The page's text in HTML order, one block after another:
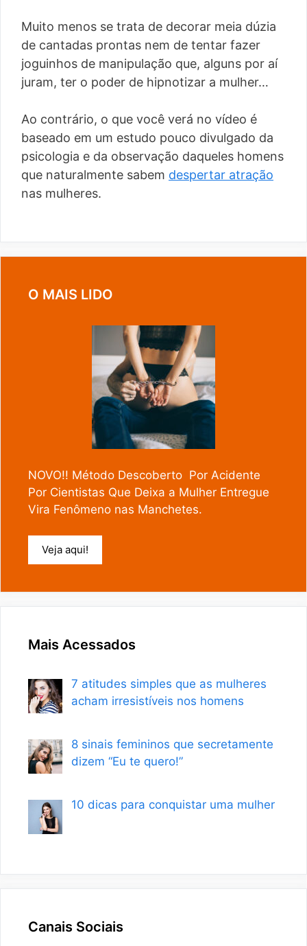
Muito menos se trata de decorar meia dúzia
de cantadas prontas nem de tentar fazer
joguinhos de manipulação que, alguns por aí
juram, ter o poder de hipnotizar a mulher…
Ao contrário, o que você verá no vídeo é
baseado em um estudo pouco divulgado da
psicologia e da observação daqueles homens
que naturalmente sabem despertar atração
nas mulheres.
O MAIS LIDO
NOVO!! Método Descoberto Por Acidente
Por Cientistas Que Deixa a Mulher Entregue
Vira Fenômeno nas Manchetes.
Veja aqui!
Mais Acessados
7 atitudes simples que as mulheres
acham irresistíveis nos homens
8 sinais femininos que secretamente
dizem “Eu te quero!”
10 dicas para conquistar uma mulher
Canais Sociais